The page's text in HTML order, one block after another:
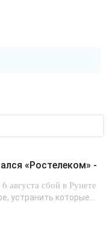
«Ростелеком» -
августа сбой в Рунете
устранить которые...